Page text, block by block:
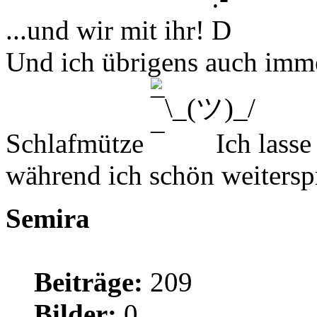
...und wir mit ihr!
Und ich übrigens auch
Schlafmütze
Ich
während ich schön
Semira
Beiträge: 209